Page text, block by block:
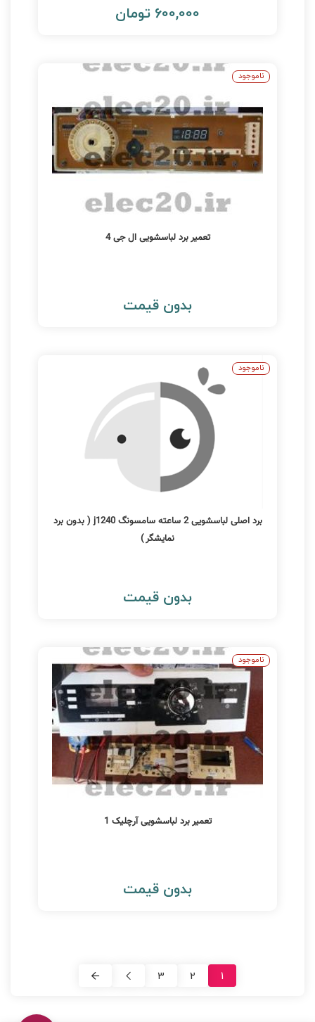
600,000 تومان
تعمیر برد لباسشویی ال جی 4
بدون قیمت
ناموجود
برد اصلی لباسشویی 2 ساعته سامسونگ j1240 ( بدون برد
نمایشگر )
بدون قیمت
ناموجود
تعمیر برد لباسشویی آرچلیک 1
بدون قیمت
ناموجود
1
2
3